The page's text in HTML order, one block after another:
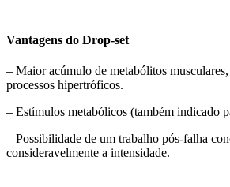
Vantagens do Drop-set
– Maior acúmulo de metabólitos
processos hipertróficos.
– Estímulos metabólicos (também indicado
– Possibilidade de um trabalho pós-falha
consideravelmente a intensidade.